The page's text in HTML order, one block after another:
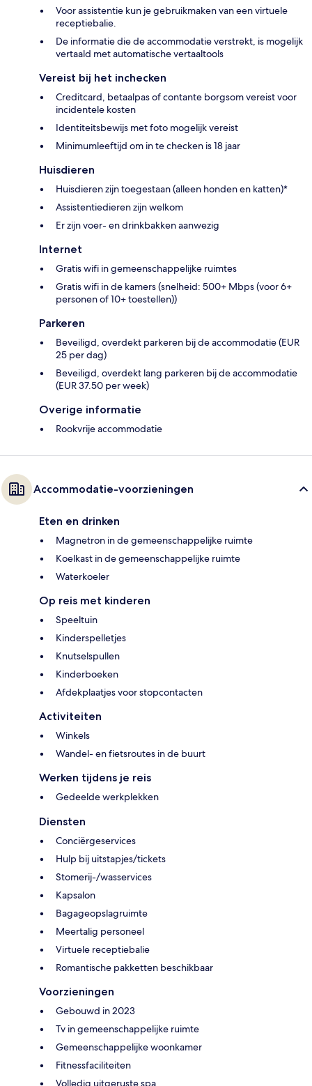
Voor assistentie kun je gebruikmaken van een virtuele
receptiebalie.
De informatie die de accommodatie verstrekt, is mogelijk
vertaald met automatische vertaaltools
Vereist bij het inchecken
Creditcard, betaalpas of contante borgsom vereist voor
incidentele kosten
Identiteitsbewijs met foto mogelijk vereist
Minimumleeftijd om in te checken is 18 jaar
Huisdieren
Huisdieren zijn toegestaan (alleen honden en katten)*
Assistentiedieren zijn welkom
Er zijn voer- en drinkbakken aanwezig
Internet
Gratis wifi in gemeenschappelijke ruimtes
Gratis wifi in de kamers (snelheid: 500+ Mbps (voor 6+
personen of 10+ toestellen))
Parkeren
Beveiligd, overdekt parkeren bij de accommodatie (EUR
25 per dag)
Beveiligd, overdekt lang parkeren bij de accommodatie
(EUR 37.50 per week)
Overige informatie
Rookvrije accommodatie
Accommodatie-voorzieningen
Eten en drinken
Magnetron in de gemeenschappelijke ruimte
Koelkast in de gemeenschappelijke ruimte
Waterkoeler
Op reis met kinderen
Speeltuin
Kinderspelletjes
Knutselspullen
Kinderboeken
Afdekplaatjes voor stopcontacten
Activiteiten
Winkels
Wandel- en fietsroutes in de buurt
Werken tijdens je reis
Gedeelde werkplekken
Diensten
Conciërgeservices
Hulp bij uitstapjes/tickets
Stomerij-/wasservices
Kapsalon
Bagageopslagruimte
Meertalig personeel
Virtuele receptiebalie
Romantische pakketten beschikbaar
Voorzieningen
Gebouwd in 2023
Tv in gemeenschappelijke ruimte
Gemeenschappelijke woonkamer
Fitnessfaciliteiten
Volledig uitgeruste spa